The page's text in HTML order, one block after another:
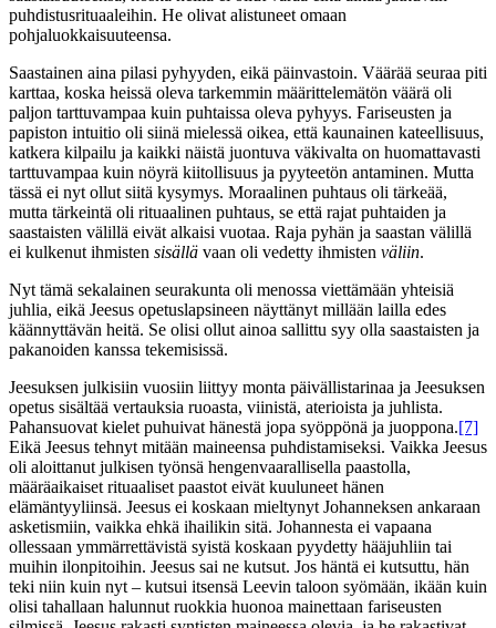
puhdistusrituaaleihin. He olivat alistuneet omaan
pohjaluokkaisuuteensa.
Saastainen aina pilasi pyhyyden, eikä päinvastoin. Väärää seuraa piti
karttaa, koska heissä oleva tarkemmin määrittelemätön väärä oli
paljon tarttuvampaa kuin puhtaissa oleva pyhyys. Fariseusten ja
papiston intuitio oli siinä mielessä oikea, että kaunainen kateellisuus,
katkera kilpailu ja kaikki näistä juontuva väkivalta on huomattavasti
tarttuvampaa kuin nöyrä kiitollisuus ja pyyteetön antaminen. Mutta
tässä ei nyt ollut siitä kysymys. Moraalinen puhtaus oli tärkeää,
mutta tärkeintä oli rituaalinen puhtaus, se että rajat puhtaiden ja
saastaisten välillä eivät alkaisi vuotaa. Raja pyhän ja saastan välillä
ei kulkenut ihmisten sisällä vaan oli vedetty ihmisten väliin.
Nyt tämä sekalainen seurakunta oli menossa viettämään yhteisiä
juhlia, eikä Jeesus opetuslapsineen näyttänyt millään lailla edes
käännyttävän heitä. Se olisi ollut ainoa sallittu syy olla saastaisten ja
pakanoiden kanssa tekemisissä.
Jeesuksen julkisiin vuosiin liittyy monta päivällistarinaa ja Jeesuksen
opetus sisältää vertauksia ruoasta, viinistä, aterioista ja juhlista.
Pahansuovat kielet puhuivat hänestä jopa syöppönä ja juoppona.[7]
Eikä Jeesus tehnyt mitään maineensa puhdistamiseksi. Vaikka Jeesus
oli aloittanut julkisen työnsä hengenvaarallisella paastolla,
määräaikaiset rituaaliset paastot eivät kuuluneet hänen
elämäntyyliinsä. Jeesus ei koskaan mieltynyt Johanneksen ankaraan
asketismiin, vaikka ehkä ihailikin sitä. Johannesta ei vapaana
ollessaan ymmärrettävistä syistä koskaan pyydetty hääjuhliin tai
muihin ilonpitoihin. Jeesus sai ne kutsut. Jos häntä ei kutsuttu, hän
teki niin kuin nyt – kutsui itsensä Leevin taloon syömään, ikään kuin
olisi tahallaan halunnut ruokkia huonoa mainettaan fariseusten